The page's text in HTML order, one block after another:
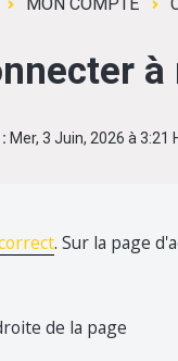
Mer, 3 Juin, 2026 à 3:21
. Sur la page
de la page